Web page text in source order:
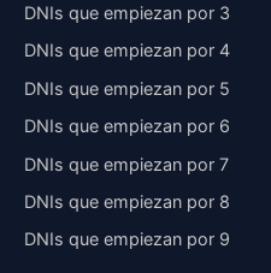
DNIs que empiezan por 3
DNIs que empiezan por 4
DNIs que empiezan por 5
DNIs que empiezan por 6
DNIs que empiezan por 7
DNIs que empiezan por 8
DNIs que empiezan por 9